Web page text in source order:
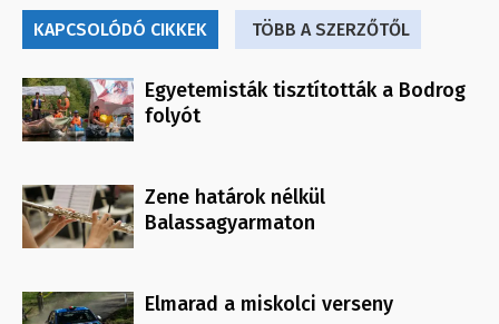
KAPCSOLÓDÓ CIKKEK TÖBB A SZERZŐTŐL
Egyetemisták tisztították a Bodrog
folyót
Zene határok nélkül
Balassagyarmaton
Elmarad a miskolci verseny